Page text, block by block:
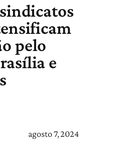
pelo
e
agosto 7, 2024